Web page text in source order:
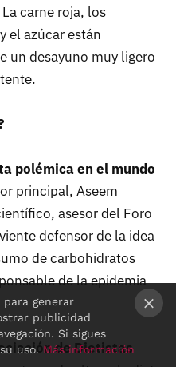
carne roja, los
el azúcar están
un desayuno muy ligero
polémica en el mundo
principal, Aseem
asesor del Foro
defensor de la idea
de carbohidratos
de la epidemia
de Dietistas
generar
publicidad
Si sigues
uso.Más información